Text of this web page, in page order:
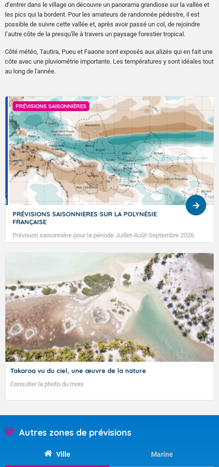
TENDANCE MENSUELLE POUR LA POLYNÉSIE
FRANÇAISE DU 04/09/2023 30/04/2023
Bulletin élaboré le 01/09/2023
d’entrer dans le village on découvre un panorama grandiose sur la vallée et
les pics qui la bordent. Pour les amateurs de randonnée pédestre, il est
possible de suivre cette vallée et, après avoir passé un col, de rejoindre
l’autre côte de la presqu'île à travers un paysage forestier tropical.
Côté météo, Tautira, Pueu et Faaone sont exposés aux alizés qui en fait une
côte avec une pluviométrie importante. Les températures y sont idéales tout
au long de l'année.
PRÉVISIONS SAISONNIÈRES
PRÉVISIONS SAISONNIERES SUR LA POLYNÉSIE
FRANÇAISE
Prévision saisonnière pour la période Juillet-Août-Septembre 2026
Takaroa vu du ciel, une œuvre de la nature
Consulter la photo du mois
Autres zones de prévisions
Ville Marine